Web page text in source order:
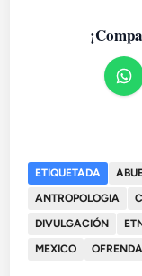
ETIQUETADA
ANTROPOLOGIA
DIVULGACIÓN
MEXICO
OFRENDA